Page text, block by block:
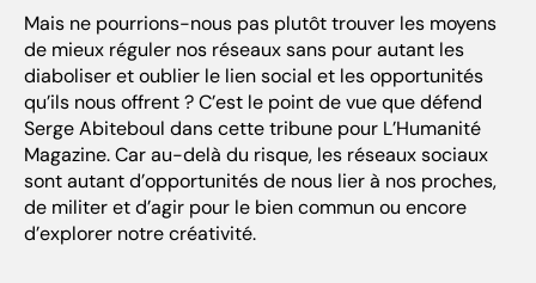
Mais ne pourrions-nous pas plutôt trouver les moyens
de mieux réguler nos réseaux sans pour autant les
diaboliser et oublier le lien social et les opportunités
qu’ils nous offrent ? C’est le point de vue que défend
Serge Abiteboul dans cette tribune pour L’Humanité
Magazine. Car au-delà du risque, les réseaux sociaux
sont autant d’opportunités de nous lier à nos proches,
de militer et d’agir pour le bien commun ou encore
d’explorer notre créativité.